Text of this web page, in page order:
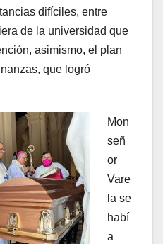
difíciles, entre
de la universidad que
asimismo, el plan
que logró
Mon
señ
or
Vare
la se
habí
a